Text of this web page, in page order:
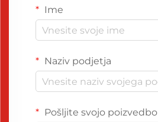
Ime
Naziv podjetja
Pošljite svojo poizvedbo